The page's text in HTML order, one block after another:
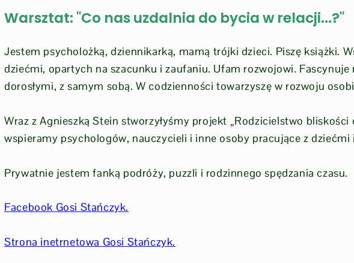
Warsztat: "Co nas uzdalnia do bycia w relacji...?"
Jestem psycholożką, dziennikarką, mamą trójki dzieci. Piszę książki.
dziećmi, opartych na szacunku i zaufaniu. Ufam rozwojowi.
dorosłymi, z samym sobą. W codzienności towarzyszę w rozwoju
Wraz z Agnieszką Stein stworzyłyśmy projekt „Rodzicielstwo
wspieramy psychologów, nauczycieli i inne osoby pracujące z dziećmi
Prywatnie jestem fanką podróży, puzzli i rodzinnego spędzania czasu.
Facebook Gosi Stańczyk.
Strona inetrnetowa Gosi Stańczyk.